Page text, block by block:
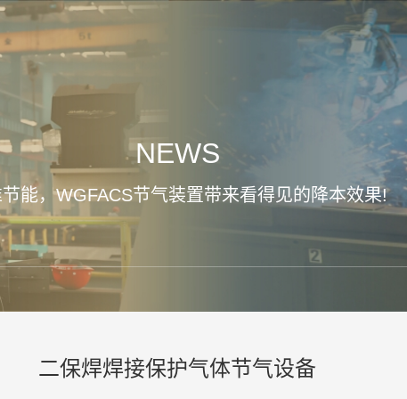
NEWS
能，WGFACS节气装置带来看得见的降本效果!
二保焊焊接保护气体节气设备